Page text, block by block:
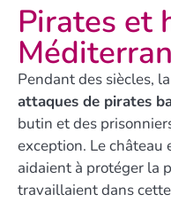
Pirates et
Pendant des siècles,
attaques de pirates
butin et des
exception. Le château
aidaient à protéger la
travaillaient dans